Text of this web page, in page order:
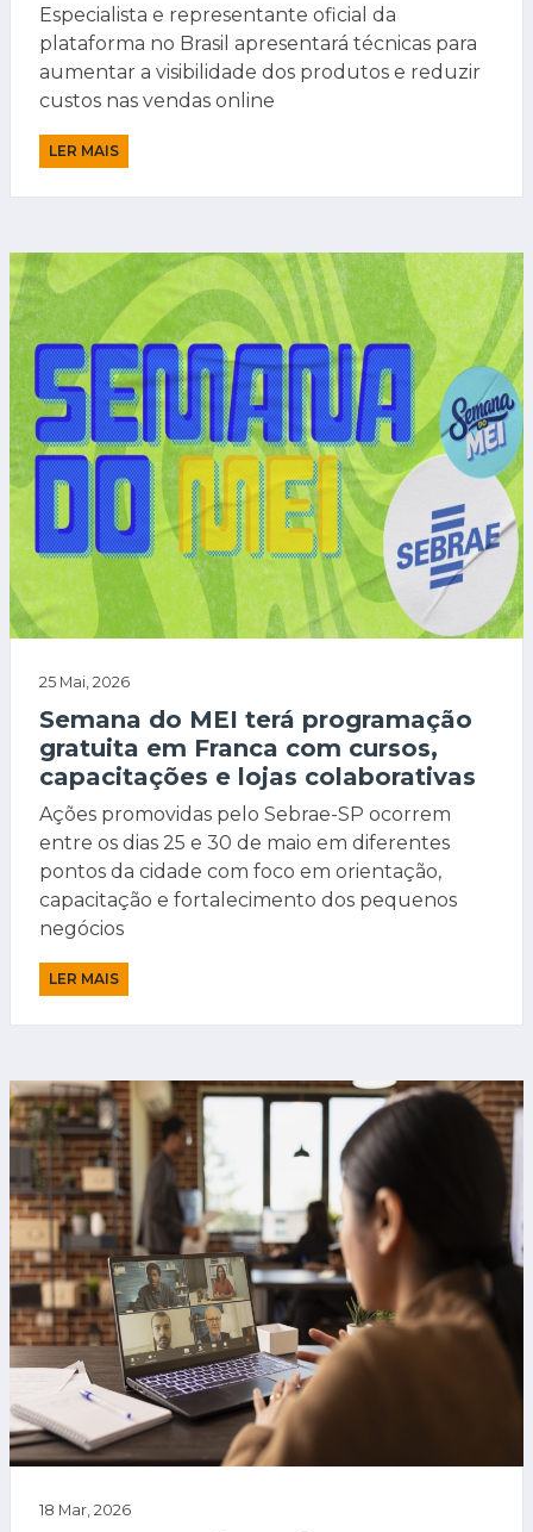
Especialista e representante oficial da
plataforma no Brasil apresentará técnicas para
aumentar a visibilidade dos produtos e reduzir
custos nas vendas online
LER MAIS
25 Mai, 2026
Semana do MEI terá programação
gratuita em Franca com cursos,
capacitações e lojas colaborativas
Ações promovidas pelo Sebrae-SP ocorrem
entre os dias 25 e 30 de maio em diferentes
pontos da cidade com foco em orientação,
capacitação e fortalecimento dos pequenos
negócios
LER MAIS
18 Mar, 2026